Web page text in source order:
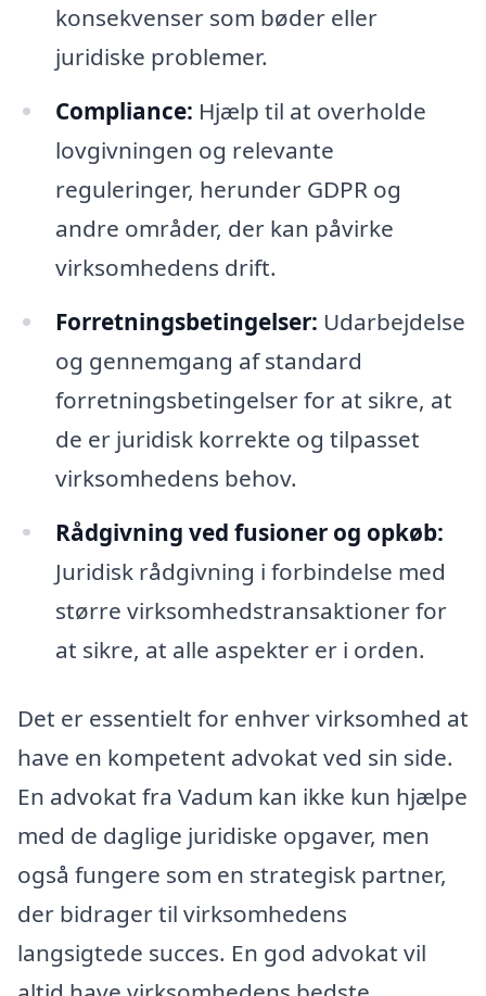
konsekvenser som bøder eller
juridiske problemer.
Compliance: Hjælp til at overholde
lovgivningen og relevante
reguleringer, herunder GDPR og
andre områder, der kan påvirke
virksomhedens drift.
Forretningsbetingelser: Udarbejdelse
og gennemgang af standard
forretningsbetingelser for at sikre, at
de er juridisk korrekte og tilpasset
virksomhedens behov.
Rådgivning ved fusioner og opkøb:
Juridisk rådgivning i forbindelse med
større virksomhedstransaktioner for
at sikre, at alle aspekter er i orden.
Det er essentielt for enhver virksomhed at
have en kompetent advokat ved sin side.
En advokat fra Vadum kan ikke kun hjælpe
med de daglige juridiske opgaver, men
også fungere som en strategisk partner,
der bidrager til virksomhedens
langsigtede succes. En god advokat vil